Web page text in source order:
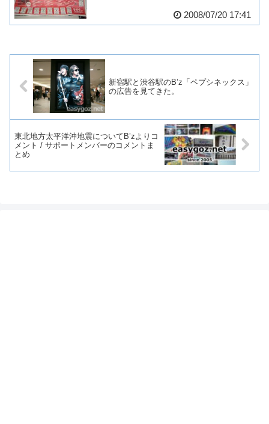
2008/07/20 17:41
新宿駅と渋谷駅のB’z「ペプシネックス」
の広告を見てきた。
東北地方太平洋沖地震についてB’zよりコ
メント / サポートメンバーのコメントま
とめ